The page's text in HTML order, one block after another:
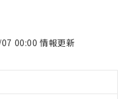
00:00 情報更新